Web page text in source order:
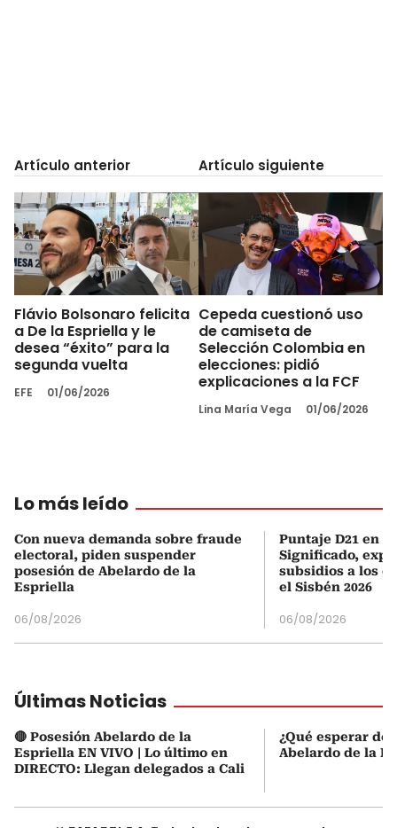
Artículo anterior
Flávio Bolsonaro felicita
a De la Espriella y le
desea “éxito” para la
segunda vuelta
EFE 01/06/2026
Artículo siguiente
Cepeda cuestionó uso
de camiseta de
Selección Colombia en
elecciones: pidió
explicaciones a la FCF
Lina María Vega 01/06/2026
Lo más leído
Con nueva demanda sobre fraude
electoral, piden suspender
posesión de Abelardo de la
Espriella
06/08/2026
Puntaje D21 en
Significado,
subsidios a los
el Sisbén 2026
06/08/2026
Últimas Noticias
🔴 Posesión Abelardo de la
Espriella EN VIVO | Lo último en
DIRECTO: Llegan delegados a Cali
¿Qué esperar de
Abelardo de la